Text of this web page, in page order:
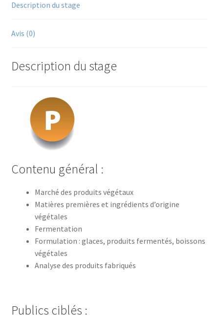
2026
Description du stage
Avis (0)
Description du stage
Contenu général :
Marché des produits végétaux
Matières premières et ingrédients d’origine
végétales
Fermentation
Formulation : glaces, produits fermentés, boissons
végétales
Analyse des produits fabriqués
Publics ciblés :